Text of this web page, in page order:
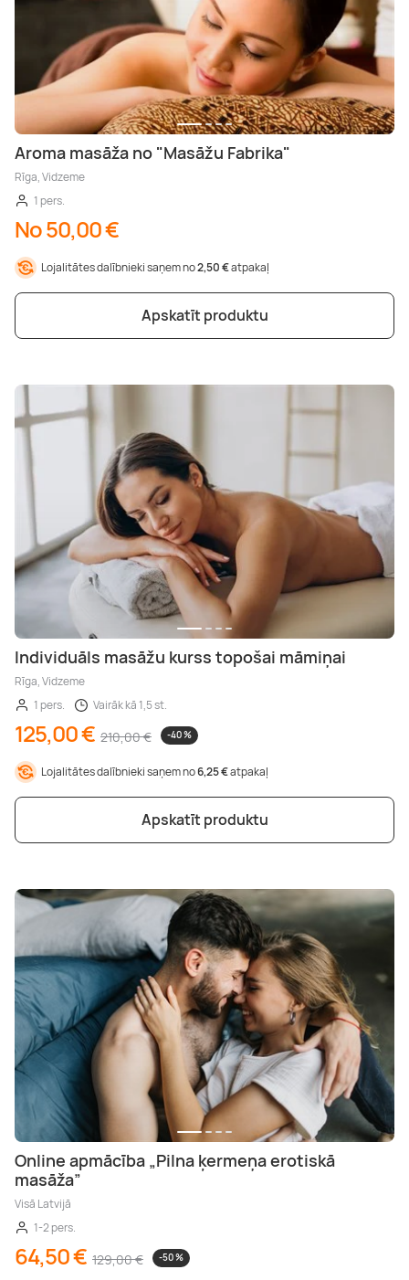
Aroma masāža no "Masāžu Fabrika"
Rīga, Vidzeme
1 pers.
No 50,00 €
Lojalitātes dalībnieki saņem no2,50 €atpakaļ
Apskatīt produktu
Individuāls masāžu kurss topošai māmiņai
Rīga, Vidzeme
1 pers.
Vairāk kā 1,5 st.
125,00 € 210,00 € -40 %
Lojalitātes dalībnieki saņem no6,25 €atpakaļ
Apskatīt produktu
Online apmācība „Pilna ķermeņa erotiskā
masāža”
Visā Latvijā
1-2 pers.
64,50 € 129,00 € -50 %